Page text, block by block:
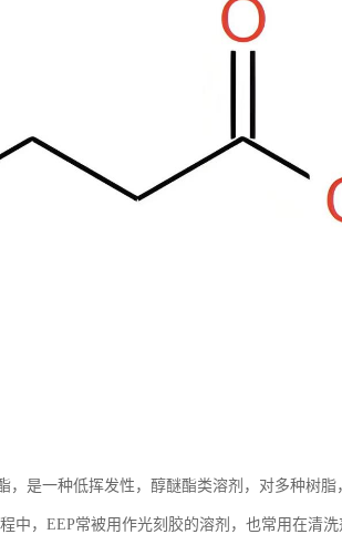
，是一种低挥发性，醇醚酯类溶剂，对多种树
中，EEP常被用作光刻胶的溶剂，也常用在清